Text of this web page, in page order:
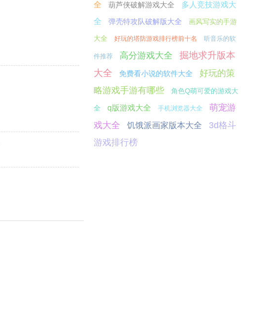
全
葫芦侠破解游戏大全
多人竞技游戏大
全
弹壳特攻队破解版大全 画风写实的手游
大全 好玩的塔防游戏排行榜前十名 听音乐的软
件推荐 高分游戏大全
掘地求升版本
大全
免费看小说的软件大全
好玩的策
略游戏手游有哪些
角色Q萌可爱的游戏大
全 q版游戏大全 手机浏览器大全
萌宠游
戏大全
饥饿派画家版本大全
3d格斗
游戏排行榜